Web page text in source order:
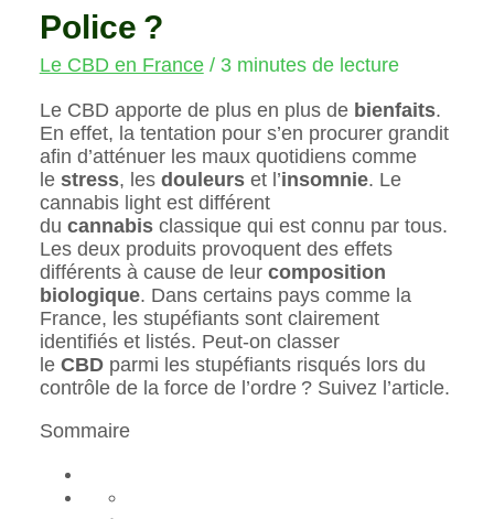
Police ?
Le CBD en France/ 3 minutes de lecture
Le CBD apporte de plus en plus de bienfaits.
En effet, la tentation pour s’en procurer grandit
afin d’atténuer les maux quotidiens comme
le stress, les douleurset l’insomnie. Le
cannabis light est différent
du cannabisclassique qui est connu par tous.
Les deux produits provoquent des effets
différents à cause de leur composition
biologique. Dans certains pays comme la
France, les stupéfiants sont clairement
identifiés et listés. Peut-on classer
le CBDparmi les stupéfiants risqués lors du
contrôle de la force de l’ordre ? Suivez l’article.
Sommaire